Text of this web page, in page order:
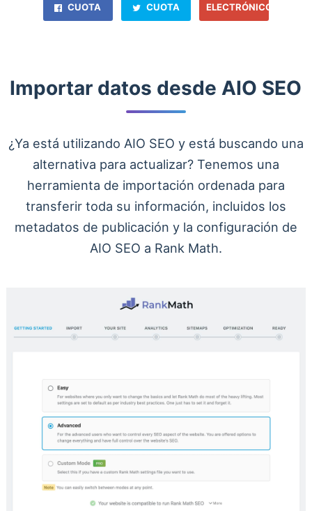
CUOTA CUOTA ELECTRÓNICO
Importar datos desde AIO SEO
¿Ya está utilizando AIO SEO y está buscando una
alternativa para actualizar? Tenemos una
herramienta de importación ordenada para
transferir toda su información, incluidos los
metadatos de publicación y la configuración de
AIO SEO a Rank Math.